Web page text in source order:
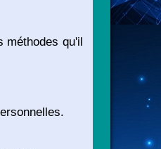
méthodes qu'il